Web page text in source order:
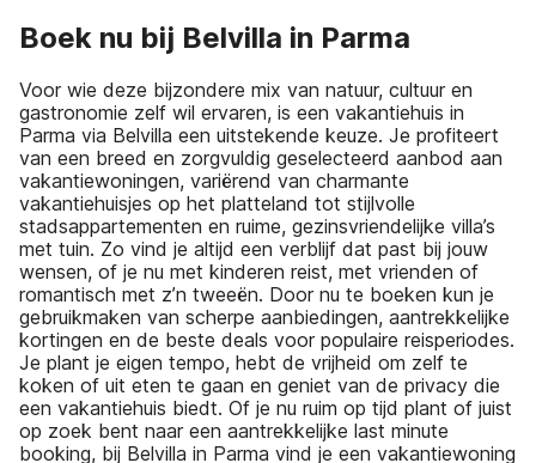
Boek nu bij Belvilla in Parma
Voor wie deze bijzondere mix van natuur, cultuur en
gastronomie zelf wil ervaren, is een vakantiehuis in
Parma via Belvilla een uitstekende keuze. Je profiteert
van een breed en zorgvuldig geselecteerd aanbod aan
vakantiewoningen, variërend van charmante
vakantiehuisjes op het platteland tot stijlvolle
stadsappartementen en ruime, gezinsvriendelijke villa’s
met tuin. Zo vind je altijd een verblijf dat past bij jouw
wensen, of je nu met kinderen reist, met vrienden of
romantisch met z’n tweeën. Door nu te boeken kun je
gebruikmaken van scherpe aanbiedingen, aantrekkelijke
kortingen en de beste deals voor populaire reisperiodes.
Je plant je eigen tempo, hebt de vrijheid om zelf te
koken of uit eten te gaan en geniet van de privacy die
een vakantiehuis biedt. Of je nu ruim op tijd plant of juist
op zoek bent naar een aantrekkelijke last minute
booking, bij Belvilla in Parma vind je een vakantiewoning